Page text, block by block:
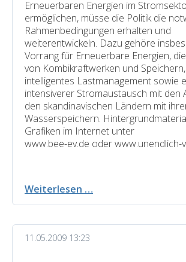
Erneuerbaren Energien im
ermöglichen, müsse die Politik die
Rahmenbedingungen erhalten und
weiterentwickeln. Dazu gehöre
Vorrang für Erneuerbare Energien,
von Kombikraftwerken und
intelligentes Lastmanagement sowie
intensiverer Stromaustausch mit den
den skandinavischen Ländern mit
Wasserspeichern.
Grafiken im Internet unter
www.bee-ev.de oder www.unendlich-
Weiterlesen …
2020
11.05.2009 13:23